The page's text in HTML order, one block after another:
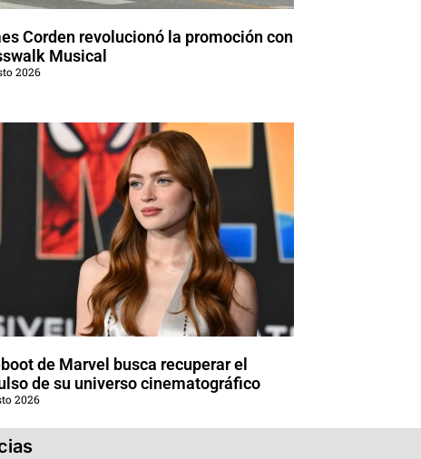
Corden revolucionó la promoción con
Musical
2026
de Marvel busca recuperar el
de su universo cinematográfico
2026